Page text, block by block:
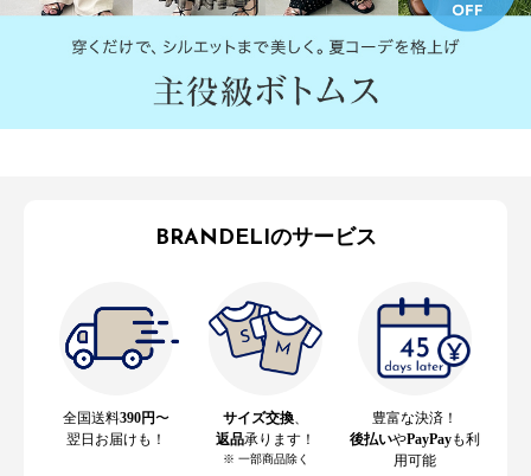
BRANDELIのサービス
全国送料390円〜
翌日お届けも！
サイズ交換
返品承ります！
※ 一部商品除く
豊富な決済！
後払いやPayPayも利
用可能